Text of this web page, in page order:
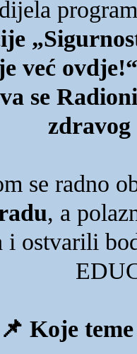
već
se
se radno
, a
i ostvarili
📌 Koje